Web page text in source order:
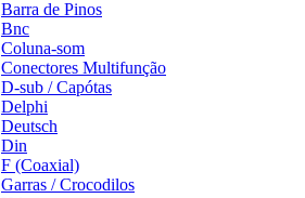
Barra de Pinos
Bnc
Coluna-som
Conectores Multifunção
D-sub / Capótas
Delphi
Deutsch
Din
F (Coaxial)
Garras / Crocodilos